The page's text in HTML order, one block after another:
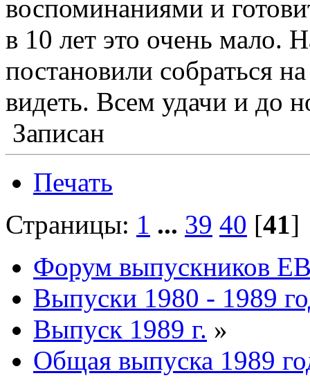
воспоминаниями и
в 10 лет это очень мало.
постановили собраться
видеть. Всем удачи и до
Записан
Печать
Страницы: 1 ... 39 40 [41
Форум выпускников
Выпуски 1980 - 1989
Выпуск 1989 г. »
Общая выпуска 1989